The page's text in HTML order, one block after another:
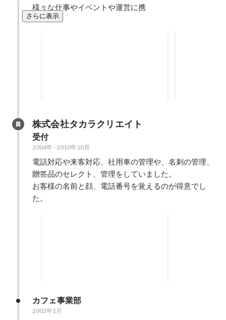
様々な仕事やイベントや運営に携
さらに表示
株式会社タカラクリエイト
受付
2004年-2010年10月
電話対応や来客対応、社用車の管理や、名刺の管理、
贈答品のセレクト、管理をしていました。
お客様の名前と顔、電話番号を覚えるのが得意でし
た。
た。
カフェ事業部
2002年1月